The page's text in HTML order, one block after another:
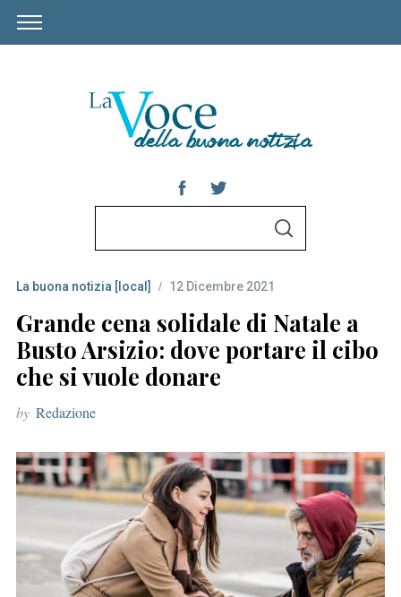
r
c
h
f
o
r
S
La buona notizia [local] 12 Dicembre 2021
Grande cena solidale di Natale a
Busto Arsizio: dove portare il cibo
che si vuole donare
by Redazione